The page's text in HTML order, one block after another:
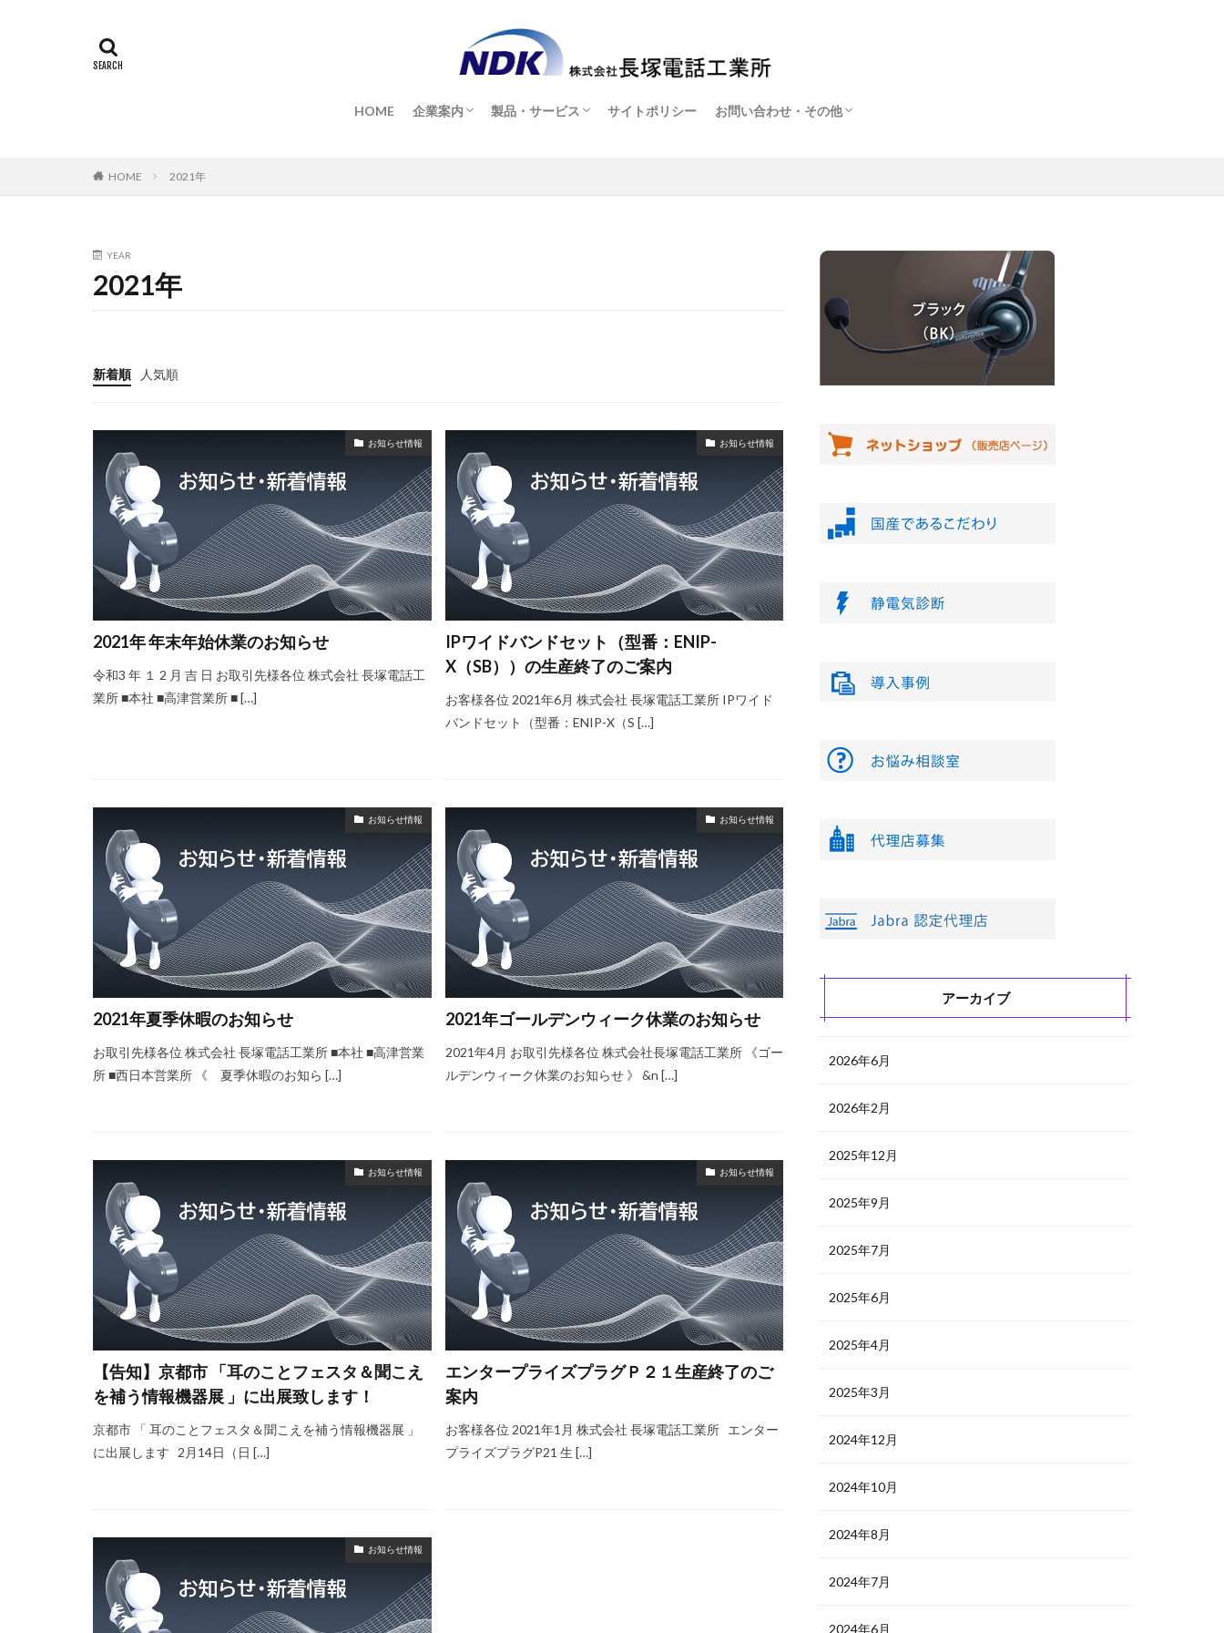
HOME 企業案内 製品・サービス サイトポリシー お問い合わせ・その他
HOME 2021年
YEAR
2021年
新着順 人気順
お知らせ情報
2021年 年末年始休業のお知らせ
令和3 年 １ 2 月 吉 日 お取引先様各位 株式会社 長塚電話工
業所 ■本社 ■高津営業所 ■ […]
お知らせ情報
IPワイドバンドセット（型番：ENIP-
X（SB））の生産終了のご案内
お客様各位 2021年6月 株式会社 長塚電話工業所 IPワイド
バンドセット（型番：ENIP-X（S […]
お知らせ情報
2021年夏季休暇のお知らせ
お取引先様各位 株式会社 長塚電話工業所 ■本社 ■高津営業
所 ■西日本営業所 《 夏季休暇のお知ら […]
お知らせ情報
2021年ゴールデンウィーク休業のお知らせ
2021年4月 お取引先様各位 株式会社長塚電話工業所 《ゴー
ルデンウィーク休業のお知らせ 》 &n […]
お知らせ情報
【告知】京都市 「耳のことフェスタ＆聞こえ
を補う情報機器展 」に出展致します！
京都市 「 耳のことフェスタ＆聞こえを補う情報機器展 」
に出展します 2月14日（日 […]
お知らせ情報
エンタープライズプラグＰ２１生産終了のご
案内
お客様各位 2021年1月 株式会社 長塚電話工業所 エンター
プライズプラグP21 生 […]
お知らせ情報
アーカイブ
2026年6月
2026年2月
2025年12月
2025年9月
2025年7月
2025年6月
2025年4月
2025年3月
2024年12月
2024年10月
2024年8月
2024年7月
2024年6月